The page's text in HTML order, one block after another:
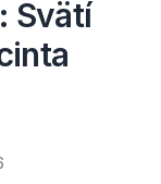
Svätí